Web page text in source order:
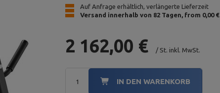
Auf Anfrage erhältlich, verlängerte Lieferzeit
Versand innerhalb von 82 Tagen from 0,00 €
2 162,00 € / St. inkl. MwSt.
IN DEN WARENKORB